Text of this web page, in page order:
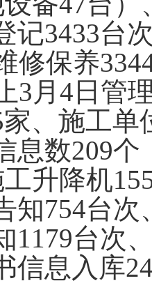
记3433台
修保养
3 月 4 日 管
家、施工单
息数209个
升降机
知754台次
1179台次
信息入库